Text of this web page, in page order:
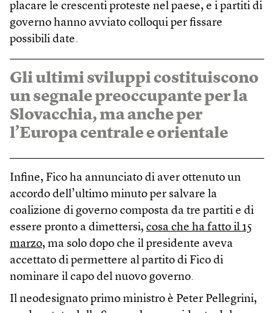
placare le crescenti proteste nel paese, e i partiti di
governo hanno avviato colloqui per fissare
possibili date.
Gli ultimi sviluppi costituiscono
un segnale preoccupante per la
Slovacchia, ma anche per
l’Europa centrale e orientale
Infine, Fico ha annunciato di aver ottenuto un
accordo dell’ultimo minuto per salvare la
coalizione di governo composta da tre partiti e di
essere pronto a dimettersi, cosa che ha fatto il 15
marzo, ma solo dopo che il presidente aveva
accettato di permettere al partito di Fico di
nominare il capo del nuovo governo.
Il neodesignato primo ministro è Peter Pellegrini,